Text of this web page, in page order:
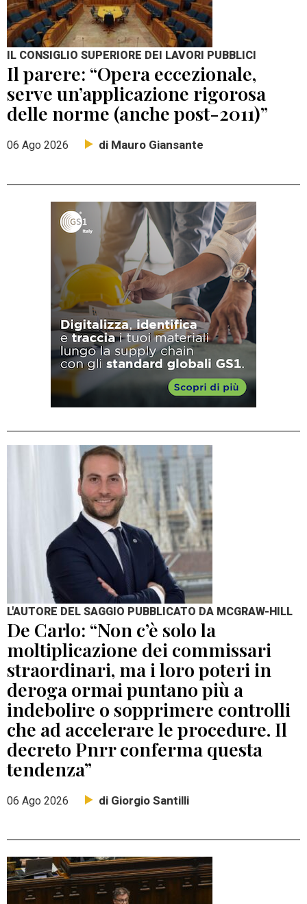
IL CONSIGLIO SUPERIORE DEI LAVORI PUBBLICI
Il parere: “Opera eccezionale,
serve un’applicazione rigorosa
delle norme (anche post-2011)”
06 Ago 2026 di Mauro Giansante
L'AUTORE DEL SAGGIO PUBBLICATO DA MCGRAW-HILL
De Carlo: “Non c’è solo la
moltiplicazione dei commissari
straordinari, ma i loro poteri in
deroga ormai puntano più a
indebolire o sopprimere controlli
che ad accelerare le procedure. Il
decreto Pnrr conferma questa
tendenza”
06 Ago 2026 di Giorgio Santilli